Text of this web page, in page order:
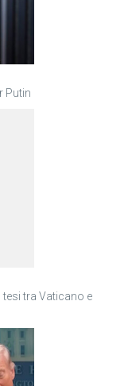
Putin
tesi tra Vaticano e